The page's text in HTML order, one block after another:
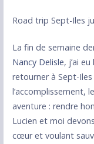
Road trip Sept-Iles
La fin de semaine
Nancy Delisle, j’ai
retourner à Sept-
l’accomplissement,
aventure : rendre
Lucien et moi
cœur et voulant